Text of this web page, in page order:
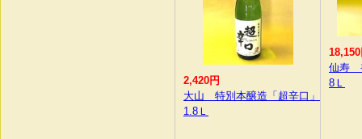
2,420円
大山 特別本醸造「超辛口」
1.8Ｌ
仙寿
8Ｌ